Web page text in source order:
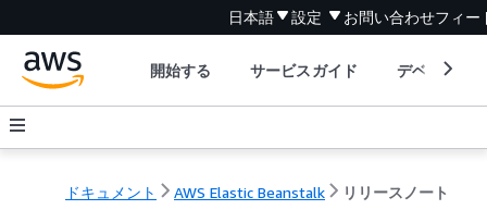
日本語 設定 お問い合わせフィー
開始する サービスガイド デベロッパ
ドキュメント AWS Elastic Beanstalk リリースノート